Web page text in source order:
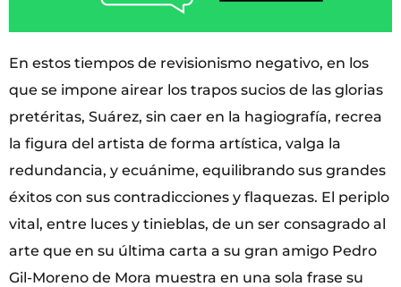
En estos tiempos de revisionismo negativo, en los
que se impone airear los trapos sucios de las glorias
pretéritas, Suárez, sin caer en la hagiografía, recrea
la figura del artista de forma artística, valga la
redundancia, y ecuánime, equilibrando sus grandes
éxitos con sus contradicciones y flaquezas. El periplo
vital, entre luces y tinieblas, de un ser consagrado al
arte que en su última carta a su gran amigo Pedro
Gil-Moreno de Mora muestra en una sola frase su